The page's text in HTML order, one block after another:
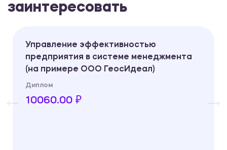
заинтересовать
Управление эффективностью
предприятия в системе менеджмента
(на примере ООО ГеосИдеал)
Диплом
10060.00 ₽